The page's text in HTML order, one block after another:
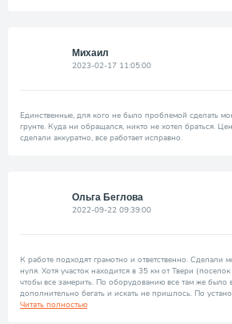
Михаил
2023-02-17 11:05:00
Единственные, для кого не было проблемой сделать
грунте. Куда ни обращался, никто не хотел браться.
сделали аккуратно, все работает исправно.
Ольга Беглова
2022-09-22 09:39:00
К работе подходят грамотно и ответственно. Сделали
нуля. Хотя участок находится в 35 км от Твери
чтобы все замерить. По оборудованию все там же было
дополнительно бегать и искать не пришлось. По
Читать полностью